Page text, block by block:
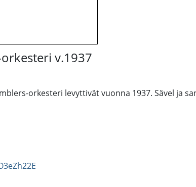
orkesteri v.1937
orkesteri levyttivät vuonna 1937. Sävel ja